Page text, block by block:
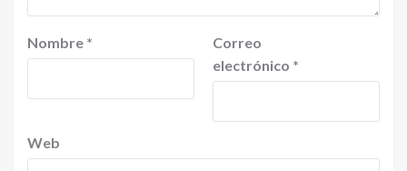
Nombre *
Correo
electrónico *
Web